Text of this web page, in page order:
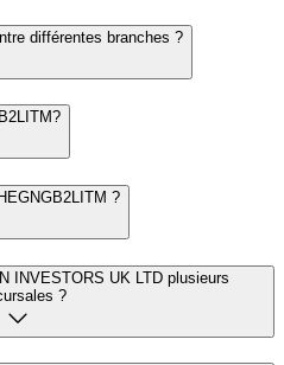
différentes branches ?
?
INVESTORS UK LTD plusieurs
?